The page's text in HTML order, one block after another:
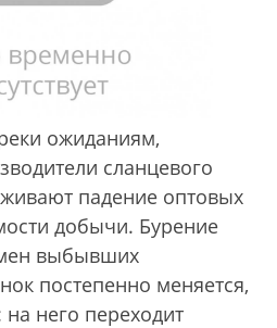
ожиданиям,
сланцевого
падение оптовых
добычи. Бурение
выбывших
постепенно меняется,
на него переходит